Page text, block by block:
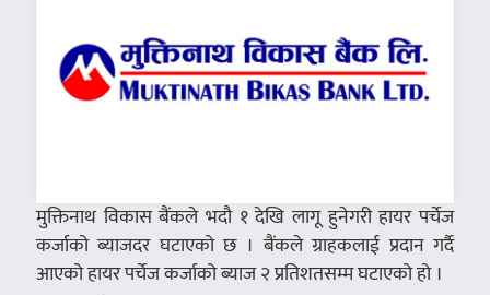
मुक्तिनाथ विकास बैंकले भदौ १ देखि लागू हुनेगरी हायर पर्चेज
कर्जाको ब्याजदर घटाएको छ । बैंकले ग्राहकलाई प्रदान गर्दै
आएको हायर पर्चेज कर्जाको ब्याज २ प्रतिशतसम्म घटाएको हो ।